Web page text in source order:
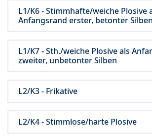
L1/K6 - Stimmhafte/weiche Plosive
Anfangsrand erster, betonter Silben
L1/K7 - Sth./weiche Plosive als
zweiter, unbetonter Silben
L2/K3 - Frikative
L2/K4 - Stimmlose/harte Plosive